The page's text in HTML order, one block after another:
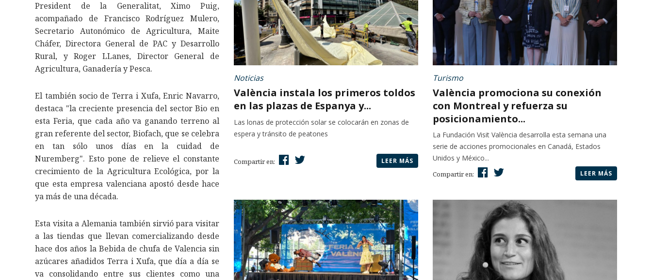
President de la Generalitat, Ximo Puig,
acompañado de Francisco Rodríguez Mulero,
Secretario Autonómico de Agricultura, Maite
Cháfer, Directora General de PAC y Desarrollo
Rural, y Roger LLanes, Director General de
Agricultura, Ganadería y Pesca.
El también socio de Terra i Xufa, Enric Navarro,
destaca "la creciente presencia del sector Bio en
esta Feria, que cada año va ganando terreno al
gran referente del sector, Biofach, que se celebra
en tan sólo unos días en la cuidad de
Nuremberg". Esto pone de relieve el constante
crecimiento de la Agricultura Ecológica, por la
que esta empresa valenciana apostó desde hace
ya más de una década.
Esta visita a Alemania también sirvió para visitar
a las tiendas que llevan comercializando desde
hace dos años la Bebida de chufa de Valencia sin
azúcares añadidos Terra i Xufa, que día a día se
va consolidando entre sus clientes como una
Noticias
València instala los primeros toldos
en las plazas de Espanya y...
Las lonas de protección solar se colocarán en zonas de
espera y tránsito de peatones
Compartir en: LEER MÁS
Turismo
València promociona su conexión
con Montreal y refuerza su
posicionamiento...
La Fundación Visit València desarrolla esta semana una
serie de acciones promocionales en Canadá, Estados
Unidos y México...
Compartir en: LEER MÁS